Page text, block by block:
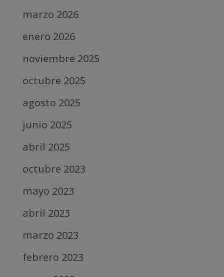
marzo 2026
enero 2026
noviembre 2025
octubre 2025
agosto 2025
junio 2025
abril 2025
octubre 2023
mayo 2023
abril 2023
marzo 2023
febrero 2023